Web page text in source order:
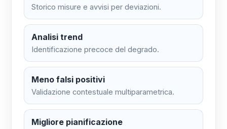
Storico misure e avvisi per deviazioni.
Analisi trend
Identificazione precoce del degrado.
Meno falsi positivi
Validazione contestuale multiparametrica.
Migliore pianificazione